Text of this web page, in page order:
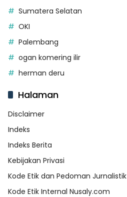
Sumatera Selatan
OKI
Palembang
ogan komering ilir
herman deru
Halaman
Disclaimer
Indeks
Indeks Berita
Kebijakan Privasi
Kode Etik dan Pedoman Jurnalistik
Kode Etik Internal Nusaly.com